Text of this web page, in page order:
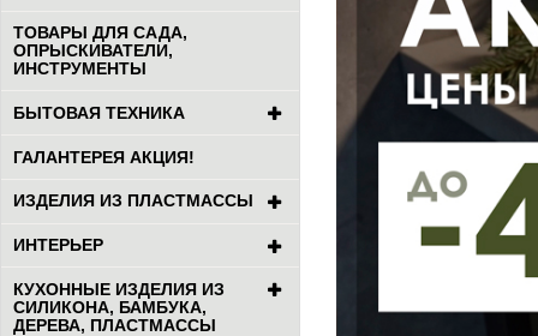
ТОВАРЫ ДЛЯ САДА,
ОПРЫСКИВАТЕЛИ,
ИНСТРУМЕНТЫ
БЫТОВАЯ ТЕХНИКА
ГАЛАНТЕРЕЯ АКЦИЯ!
ИЗДЕЛИЯ ИЗ ПЛАСТМАССЫ
ИНТЕРЬЕР
КУХОННЫЕ ИЗДЕЛИЯ ИЗ
СИЛИКОНА, БАМБУКА,
ДЕРЕВА, ПЛАСТМАССЫ